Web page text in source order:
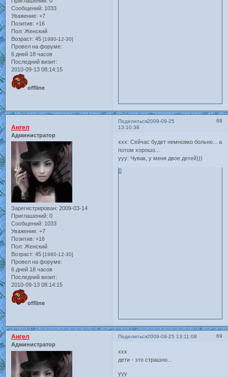
Сообщений: 1033
Уважение: +7
Позитив: +16
Пол: Женский
Возраст: 45 [1980-12-30]
Провел на форуме:
6 дней 18 часов
Последний визит:
2010-09-13 08:14:15
offline
Поделиться 68
2009-09-25
13:10:38
Ангел
Администратор
Зарегистрирован: 2009-03-14
Приглашений: 0
Сообщений: 1033
Уважение: +7
Позитив: +16
Пол: Женский
Возраст: 45 [1980-12-30]
Провел на форуме:
6 дней 18 часов
Последний визит:
2010-09-13 08:14:15
offline
xxx: Сейчас будет немножко больно... а
потом хорошо...
ууу: Чувак, у меня двое детей)))
0
Поделиться 69
2009-09-25 13:11:08
Ангел
Администратор
xxx
дети - это страшно...
yyy